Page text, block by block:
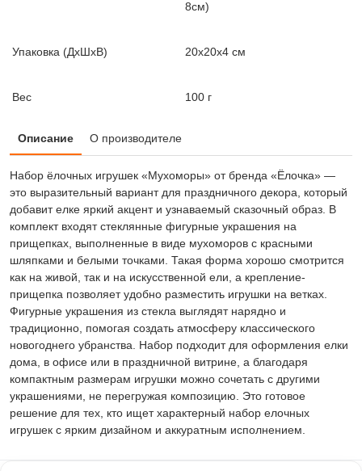
8см)
Упаковка (ДxШxВ) 20x20x4 см
Вес 100 г
Описание О производителе
Набор ёлочных игрушек «Мухоморы» от бренда «Ёлочка» —
это выразительный вариант для праздничного декора, который
добавит елке яркий акцент и узнаваемый сказочный образ. В
комплект входят стеклянные фигурные украшения на
прищепках, выполненные в виде мухоморов с красными
шляпками и белыми точками. Такая форма хорошо смотрится
как на живой, так и на искусственной ели, а крепление-
прищепка позволяет удобно разместить игрушки на ветках.
Фигурные украшения из стекла выглядят нарядно и
традиционно, помогая создать атмосферу классического
новогоднего убранства. Набор подходит для оформления елки
дома, в офисе или в праздничной витрине, а благодаря
компактным размерам игрушки можно сочетать с другими
украшениями, не перегружая композицию. Это готовое
решение для тех, кто ищет характерный набор елочных
игрушек с ярким дизайном и аккуратным исполнением.